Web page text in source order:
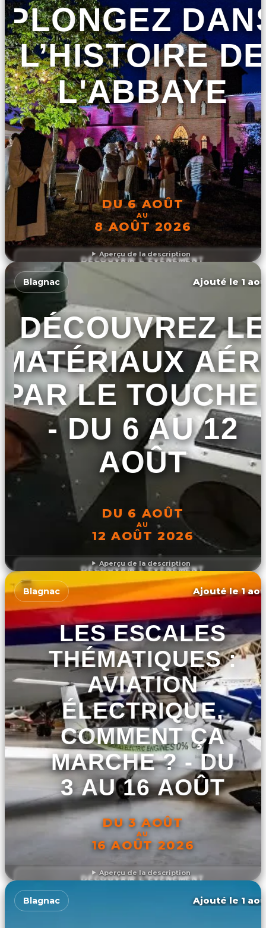
Aperçu de la description
PLONGEZ
L’HISTOIRE DE
L'ABBAYE
DU 6 AOÛT
AU
8 AOÛT 2026
DÉCOUVRIR L'ÉVÉNEMENT
Aperçu de la description
Blagnac Ajouté le 1
DÉCOUVREZ LE
MATÉRIAUX
PAR LE
- DU 6 AU 12
AOÛT
DU 6 AOÛT
AU
12 AOÛT 2026
DÉCOUVRIR L'ÉVÉNEMENT
Aperçu de la description
Blagnac Ajouté le 1
LES ESCALES
THÉMATIQUES :
AVIATION
ÉLECTRIQUE,
COMMENT ÇA
MARCHE ? - DU
3 AU 16 AOÛT
DU 3 AOÛT
AU
16 AOÛT 2026
DÉCOUVRIR L'ÉVÉNEMENT
Blagnac Ajouté le 1